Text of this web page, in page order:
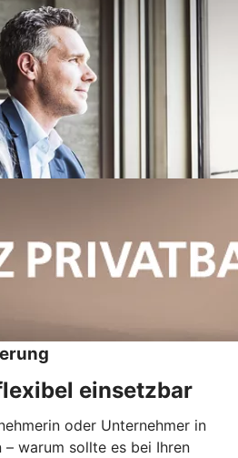
einsetzbar
oder Unternehmer in
warum sollte es bei Ihren